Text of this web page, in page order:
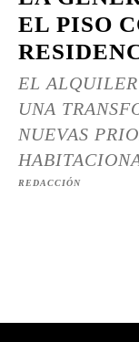
EL PISO
EL
UNA
NUEVAS
REDACCIÓN